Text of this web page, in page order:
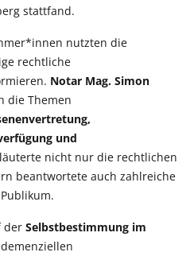
stattfand.
nutzten die
rechtliche
Notar Mag. Simon
die Themen
und
nicht nur die rechtlichen
beantwortete auch zahlreiche
der Selbstbestimmung im